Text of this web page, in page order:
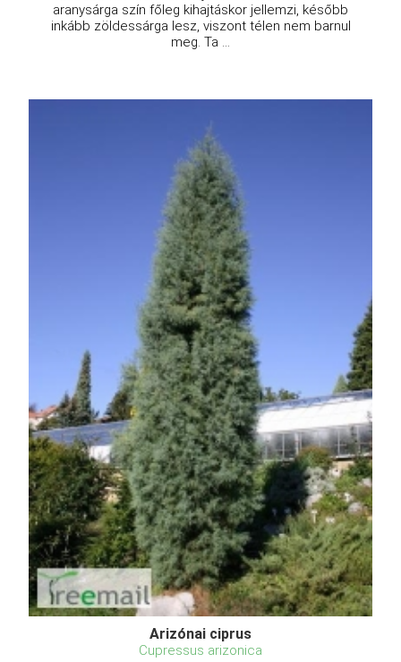
aranysárga szín főleg kihajtáskor jellemzi, később
inkább zöldessárga lesz, viszont télen nem barnul
meg. Ta ...
Arizónai ciprus
Cupressus arizonica